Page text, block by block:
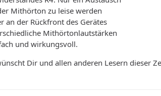
Mithörton zu leise werden
an der Rückfront des Gerätes
Mithörtonlautstärken
und wirkungsvoll.
Dir und allen anderen Lesern dieser